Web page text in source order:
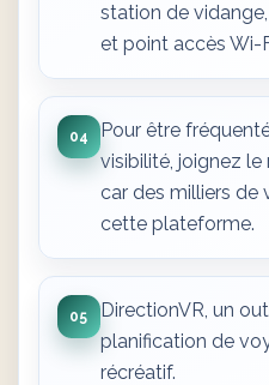
station de
et point accès Wi-
04
Pour être
visibilité, joignez le
car des milliers de
cette plateforme.
05
DirectionVR, un
planification de
récréatif.